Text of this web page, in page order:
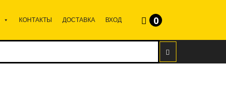
КОНТАКТЫ ДОСТАВКА ВХОД 0